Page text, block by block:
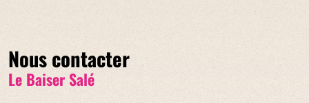
Nous contacter
Le Baiser Salé